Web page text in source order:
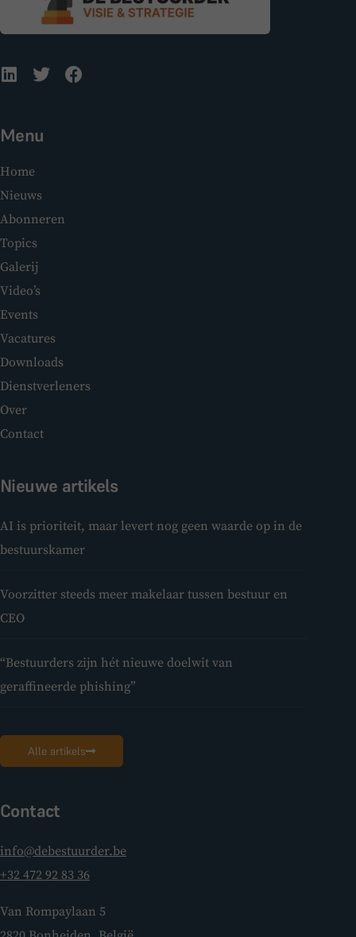
Menu
Home
Nieuws
Abonneren
Topics
Galerij
Video’s
Events
Vacatures
Downloads
Dienstverleners
Over
Contact
Nieuwe artikels
AI is prioriteit, maar levert nog geen waarde op in de
bestuurskamer
Voorzitter steeds meer makelaar tussen bestuur en
CEO
“Bestuurders zijn hét nieuwe doelwit van
geraffineerde phishing”
Alle artikels
Contact
info@debestuurder.be
+32 472 92 83 36
Van Rompaylaan 5